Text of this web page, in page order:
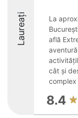
Laureați
La
află
cât și
complex
8.4